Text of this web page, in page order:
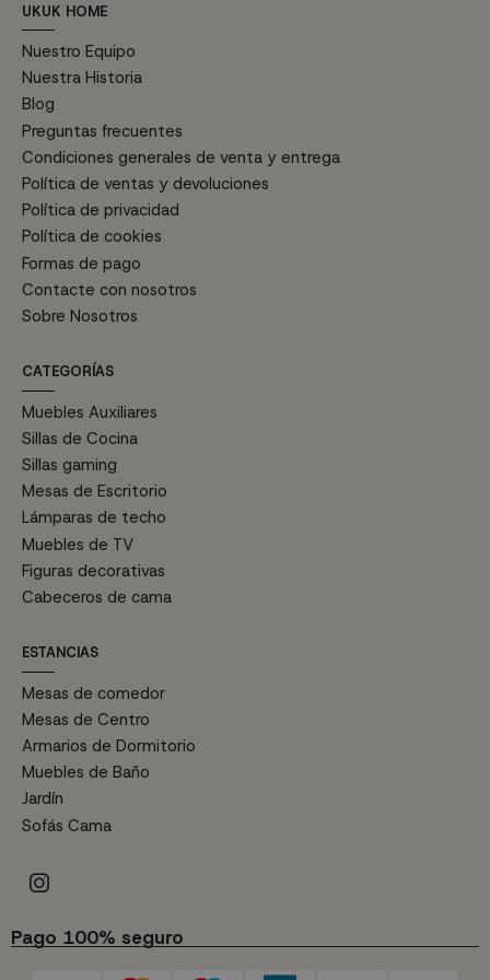
UKUK HOME
Nuestro Equipo
Nuestra Historia
Blog
Preguntas frecuentes
Condiciones generales de venta y entrega
Política de ventas y devoluciones
Política de privacidad
Política de cookies
Formas de pago
Contacte con nosotros
Sobre Nosotros
CATEGORÍAS
Muebles Auxiliares
Sillas de Cocina
Sillas gaming
Mesas de Escritorio
Lámparas de techo
Muebles de TV
Figuras decorativas
Cabeceros de cama
ESTANCIAS
Mesas de comedor
Mesas de Centro
Armarios de Dormitorio
Muebles de Baño
Jardín
Sofás Cama
Pago 100% seguro